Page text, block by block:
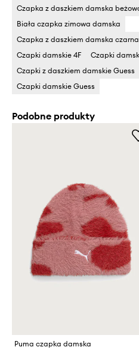
Czapka z daszkiem damska
Biała czapka zimowa damska
Czapka z daszkiem damska czarna
Czapki damskie 4F
Czapki
Czapki z daszkiem damskie Guess
Czapki damskie Guess
Podobne produkty
Puma czapka damska